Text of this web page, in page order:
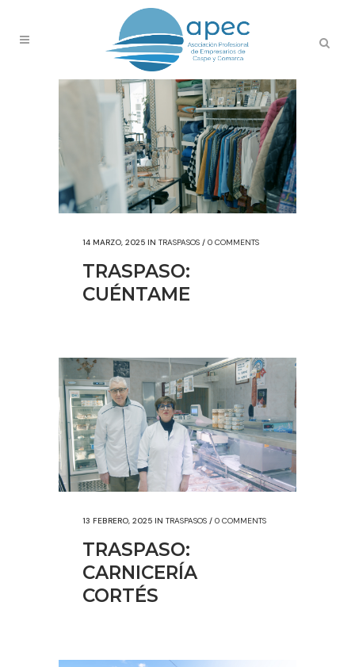
14 MARZO, 2025 IN TRASPASOS / 0 COMMENTS
TRASPASO:
CUÉNTAME
13 FEBRERO, 2025 IN TRASPASOS / 0 COMMENTS
TRASPASO:
CARNICERÍA
CORTÉS